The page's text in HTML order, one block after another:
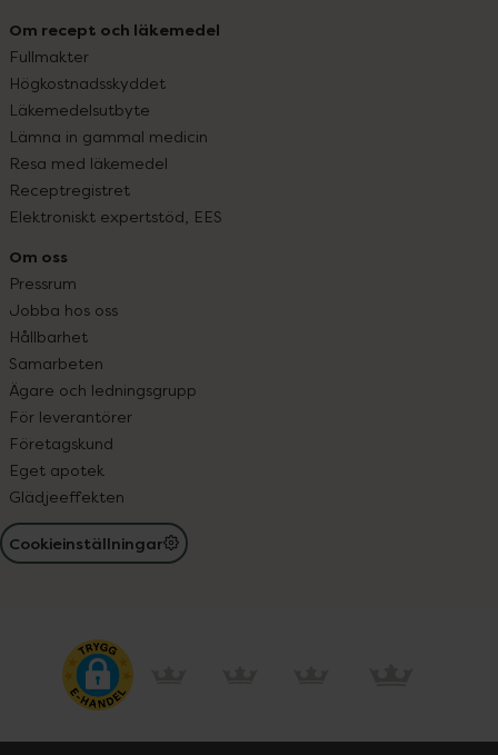
Om recept och läkemedel
Fullmakter
Högkostnadsskyddet
Läkemedelsutbyte
Lämna in gammal medicin
Resa med läkemedel
Receptregistret
Elektroniskt expertstöd, EES
Om oss
Pressrum
Jobba hos oss
Hållbarhet
Samarbeten
Ägare och ledningsgrupp
För leverantörer
Företagskund
Eget apotek
Glädjeeffekten
Cookieinställningar